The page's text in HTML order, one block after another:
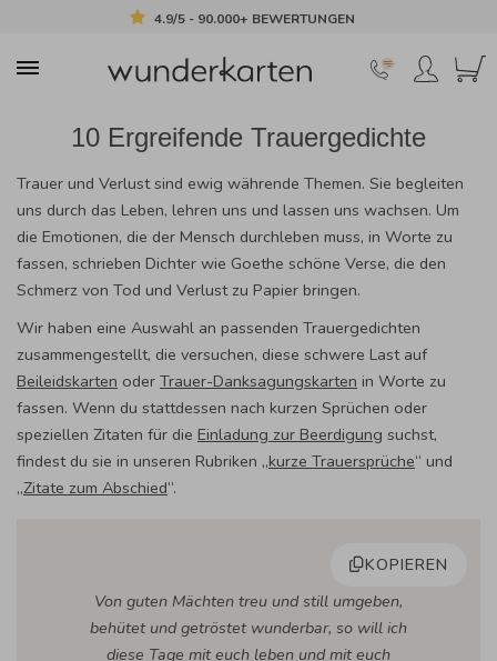
4.9/5 - 90.000+ BEWERTUNGEN
10 Ergreifende Trauergedichte
Trauer und Verlust sind ewig währende Themen. Sie begleiten
uns durch das Leben, lehren uns und lassen uns wachsen. Um
die Emotionen, die der Mensch durchleben muss, in Worte zu
fassen, schrieben Dichter wie Goethe schöne Verse, die den
Schmerz von Tod und Verlust zu Papier bringen.
Wir haben eine Auswahl an passenden Trauergedichten
zusammengestellt, die versuchen, diese schwere Last auf
Beileidskarten oder Trauer-Danksagungskarten in Worte zu
fassen. Wenn du stattdessen nach kurzen Sprüchen oder
speziellen Zitaten für die Einladung zur Beerdigung suchst,
findest du sie in unseren Rubriken „kurze Trauersprüche“ und
„Zitate zum Abschied“.
KOPIEREN
Von guten Mächten treu und still umgeben,
behütet und getröstet wunderbar, so will ich
diese Tage mit euch leben und mit euch